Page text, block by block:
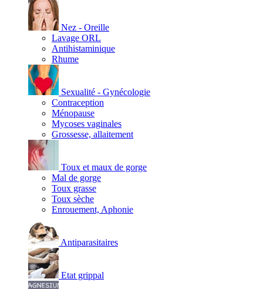
Nez - Oreille
Lavage ORL
Antihistaminique
Rhume
Sexualité - Gynécologie
Contraception
Ménopause
Mycoses vaginales
Grossesse, allaitement
Toux et maux de gorge
Mal de gorge
Toux grasse
Toux sèche
Enrouement, Aphonie
Antiparasitaires
Etat grippal